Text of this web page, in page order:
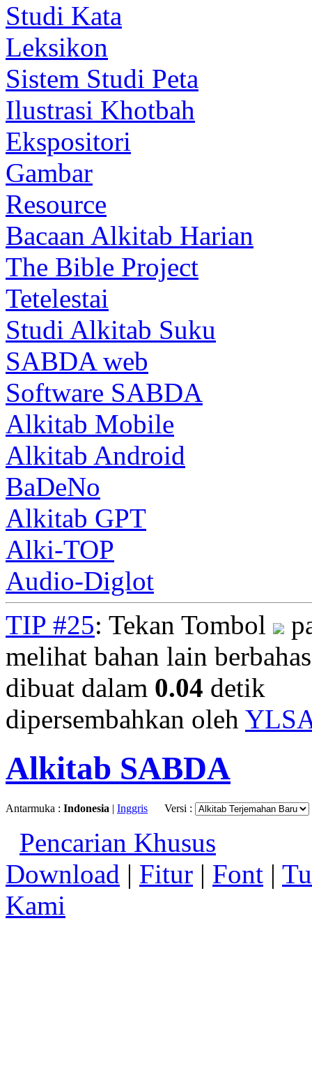
Studi Kata
Leksikon
Sistem Studi Peta
Ilustrasi Khotbah
Ekspositori
Gambar
Resource
Bacaan Alkitab Harian
The Bible Project
Tetelestai
Studi Alkitab Suku
SABDA web
Software SABDA
Alkitab Mobile
Alkitab Android
BaDeNo
Alkitab GPT
Alki-TOP
Audio-Diglot
TIP #25: Tekan Tombol
melihat bahan lain
dibuat dalam 0.04 detik
dipersembahkan oleh
Alkitab SABDA
Antarmuka : Indonesia | Inggris Versi :
Pencarian Khusus
Download | Fitur | Font |
Kami